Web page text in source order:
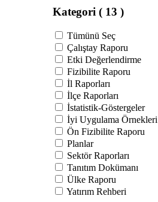
Kategori ( 13 )
Tümünü Seç
Çalıştay Raporu
Etki Değerlendirme
Fizibilite Raporu
İl Raporları
İlçe Raporları
İstatistik-Göstergeler
İyi Uygulama Örnekleri
Ön Fizibilite Raporu
Planlar
Sektör Raporları
Tanıtım Dokümanı
Ülke Raporu
Yatırım Rehberi